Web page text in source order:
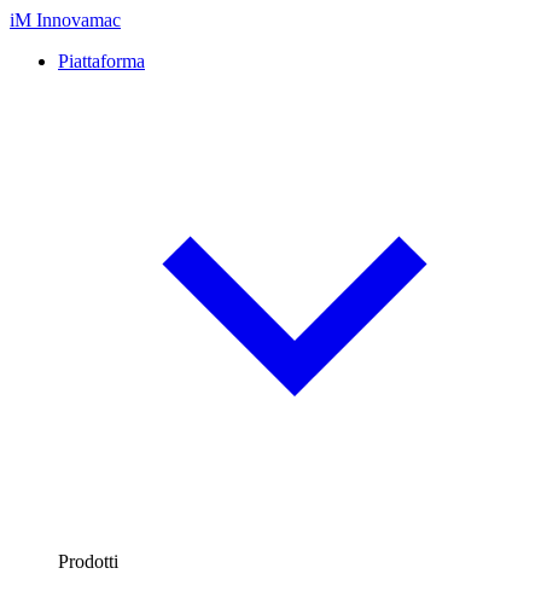
iM Innovamac
Piattaforma
Prodotti